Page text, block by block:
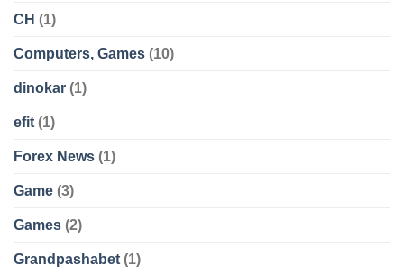
CH (1)
Computers, Games (10)
dinokar (1)
efit (1)
Forex News (1)
Game (3)
Games (2)
Grandpashabet (1)